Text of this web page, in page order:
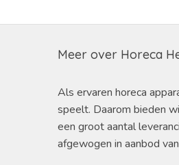
Meer over Horeca
Als ervaren horeca
speelt. Daarom bieden
een groot aantal
afgewogen in aanbod